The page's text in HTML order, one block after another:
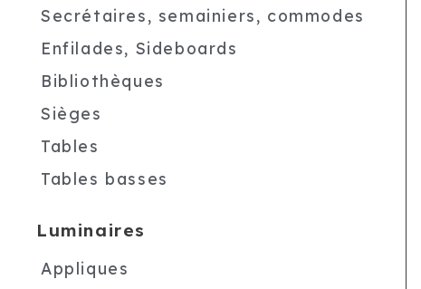
Secrétaires, semainiers, commodes
Enfilades, Sideboards
Bibliothèques
Sièges
Tables
Tables basses
Luminaires
Appliques